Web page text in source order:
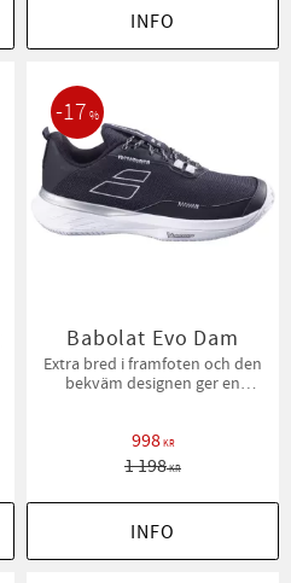
INFO
Babolat Evo Dam
Extra bred i framfoten och den
bekväm designen ger en
998KR
1 198KR
17 %
INFO